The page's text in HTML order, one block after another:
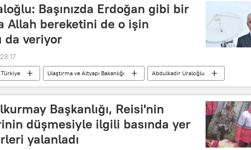
Başınızda Erdoğan gibi bir
Allah bereketini de o işin
da veriyor
Türkiye Ulaştırma ve Altyapı Bakanlığı
Abdulkadir Uraloğlu
Tayyip Erdoğan AK Parti Adalet ve Kalkınma Partisi
Başkanlığı, Reisi'nin
düşmesiyle ilgili basında yer
yalanladı